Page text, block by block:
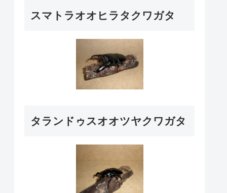
スマトラオオヒラタクワガタ
タランドゥスオオツヤクワガタ